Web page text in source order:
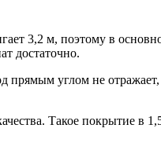
3,2 м, поэтому в
достаточно.
прямым углом не отражает,
Такое покрытие в